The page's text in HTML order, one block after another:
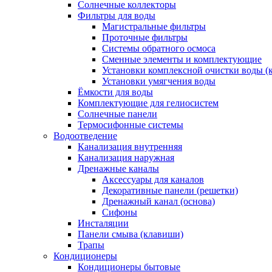
Солнечные коллекторы
Фильтры для воды
Магистральные фильтры
Проточные фильтры
Системы обратного осмоса
Сменные элементы и комплектующие
Установки комплексной очистки воды
Установки умягчения воды
Ёмкости для воды
Комплектующие для гелиосистем
Солнечные панели
Термосифонные системы
Водоотведение
Канализация внутренняя
Канализация наружная
Дренажные каналы
Аксессуары для каналов
Декоративные панели (решетки)
Дренажный канал (основа)
Сифоны
Инсталяции
Панели смыва (клавиши)
Трапы
Кондиционеры
Кондиционеры бытовые